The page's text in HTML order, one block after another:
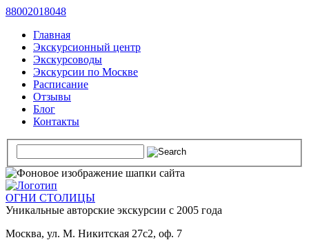
88002018048
Главная
Экскурсионный центр
Экскурсоводы
Экскурсии по Москве
Расписание
Отзывы
Блог
Контакты
ОГНИ СТОЛИЦЫ
Уникальные авторские экскурсии с 2005 года
Москва, ул. М. Никитская 27с2, оф. 7